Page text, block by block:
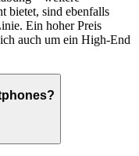
bietet, sind ebenfalls
Ein hoher Preis
auch um ein High-End